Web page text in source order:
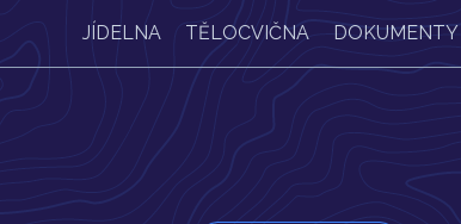
JÍDELNA TĚLOCVIČNA DOKUMENTY